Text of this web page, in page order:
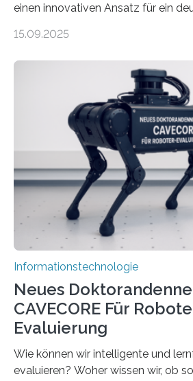
einen innovativen Ansatz für ein
Lösungsweg ist inspiriert vom
stellt die heutige Computertechnik
Herausforderungen. Herkömmliche
Prozessoren stoßen an ihre
viel Energie, die Speicher- und
sind voneinander getrennt und die
bremst komplexe Anwendungen
immer größer werden und riesige
verarbeiten müssen, steigt der
Rechenarchitekturen. Neben
rücken dabei insbesondere…
15.09.2025
Informationstechnologie
Neues
CAVECORE Für
Evaluierung
Wie können wir intelligente und
evaluieren? Woher wissen wir, ob